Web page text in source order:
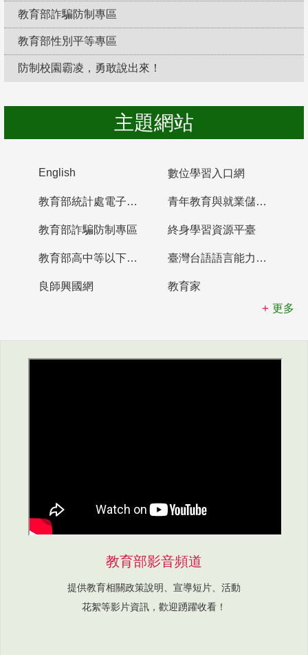
教育部詐騙防制專區
教育部性別平等專區
防制校園霸凌，勇敢說出來！
主題網站
English 數位學習入口網
教育部統計處電子書櫃 青年教育與就業儲蓄帳戶
教育部詐騙防制專區 終身學習資源平臺
教育部高中等以下學校及幼兒園教師資格檢定考試 臺灣台語語言能力認證網站
良師興國網
教育家
更多
教育部影音頻道
提供教育相關政策說明、宣導短片、活動
花絮等影片資訊，歡迎踴躍收看！